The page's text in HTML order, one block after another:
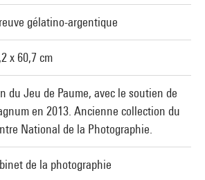
gélatino-argentique
x 60,7 cm
du Jeu de Paume, avec le soutien de
en 2013. Ancienne collection du
National de la Photographie.
de la photographie